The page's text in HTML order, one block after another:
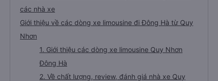
các nhà xe
Giới thiệu về các dòng xe limousine đi Đông Hà từ Quy
Nhơn
1. Giới thiệu các dòng xe limousine Quy Nhơn
Đông Hà
2. Về chất lượng, review, đánh giá nhà xe Quy